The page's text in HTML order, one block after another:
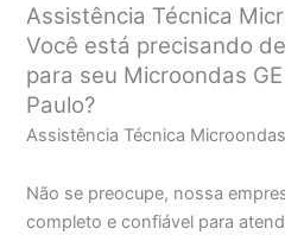
Assistência Técnica
Você está precisando
para seu Microondas
Paulo?
Assistência Técnica
Não se preocupe, nossa
completo e confiável para